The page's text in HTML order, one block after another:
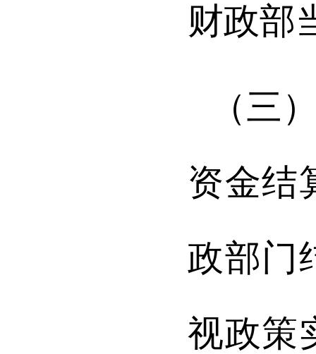
财政部
（三
资金结
政部门
视政策